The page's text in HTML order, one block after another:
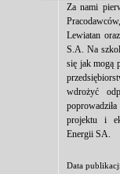
Za nami
Lewiatan
S.A. Na
się jak mogą
wdrożyć
projektu i
Energii SA.
Data